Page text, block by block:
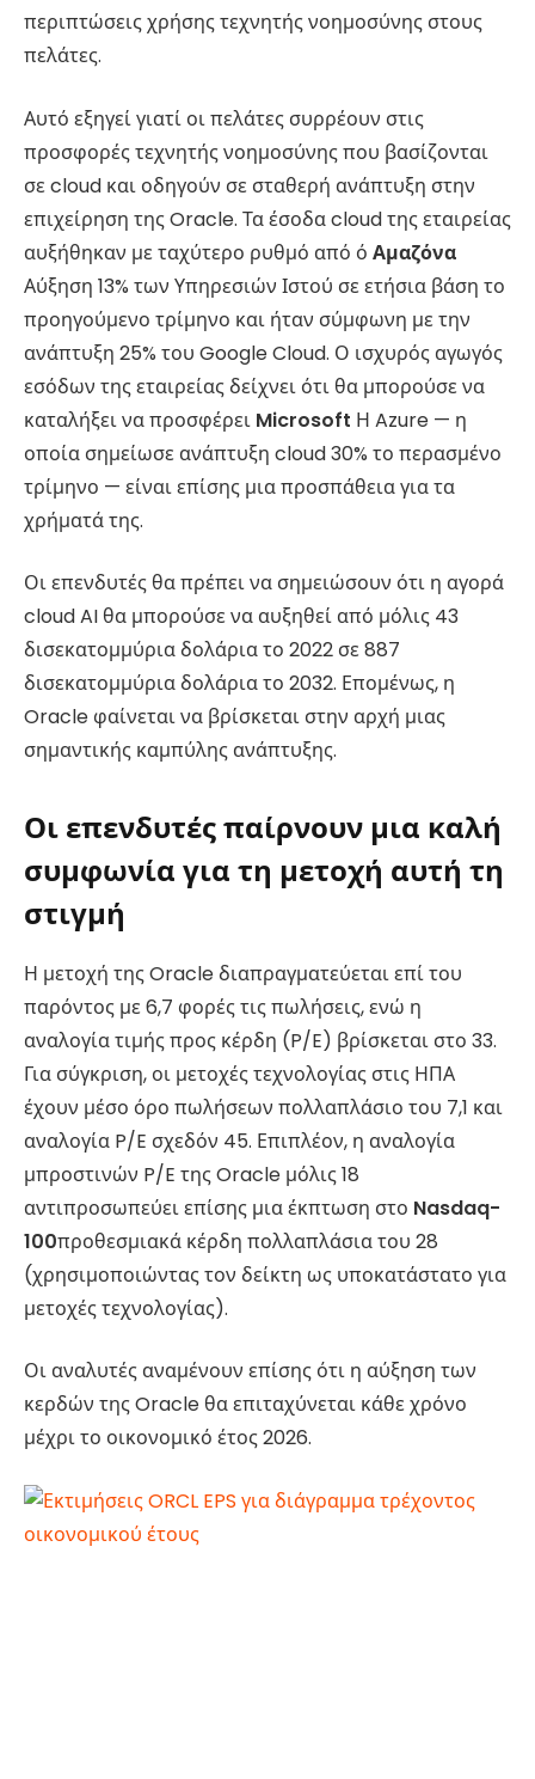
περιπτώσεις χρήσης τεχνητής νοημοσύνης στους
πελάτες.
Αυτό εξηγεί γιατί οι πελάτες συρρέουν στις
προσφορές τεχνητής νοημοσύνης που βασίζονται
σε cloud και οδηγούν σε σταθερή ανάπτυξη στην
επιχείρηση της Oracle. Τα έσοδα cloud της εταιρείας
αυξήθηκαν με ταχύτερο ρυθμό από ό Αμαζόνα
Αύξηση 13% των Υπηρεσιών Ιστού σε ετήσια βάση το
προηγούμενο τρίμηνο και ήταν σύμφωνη με την
ανάπτυξη 25% του Google Cloud. Ο ισχυρός αγωγός
εσόδων της εταιρείας δείχνει ότι θα μπορούσε να
καταλήξει να προσφέρει Microsoft Η Azure — η
οποία σημείωσε ανάπτυξη cloud 30% το περασμένο
τρίμηνο — είναι επίσης μια προσπάθεια για τα
χρήματά της.
Οι επενδυτές θα πρέπει να σημειώσουν ότι η αγορά
cloud AI θα μπορούσε να αυξηθεί από μόλις 43
δισεκατομμύρια δολάρια το 2022 σε 887
δισεκατομμύρια δολάρια το 2032. Επομένως, η
Oracle φαίνεται να βρίσκεται στην αρχή μιας
σημαντικής καμπύλης ανάπτυξης.
Οι επενδυτές παίρνουν μια καλή
συμφωνία για τη μετοχή αυτή τη
στιγμή
Η μετοχή της Oracle διαπραγματεύεται επί του
παρόντος με 6,7 φορές τις πωλήσεις, ενώ η
αναλογία τιμής προς κέρδη (P/E) βρίσκεται στο 33.
Για σύγκριση, οι μετοχές τεχνολογίας στις ΗΠΑ
έχουν μέσο όρο πωλήσεων πολλαπλάσιο του 7,1 και
αναλογία P/E σχεδόν 45. Επιπλέον, η αναλογία
μπροστινών P/E της Oracle μόλις 18
αντιπροσωπεύει επίσης μια έκπτωση στο Nasdaq-
100προθεσμιακά κέρδη πολλαπλάσια του 28
(χρησιμοποιώντας τον δείκτη ως υποκατάστατο για
μετοχές τεχνολογίας).
Οι αναλυτές αναμένουν επίσης ότι η αύξηση των
κερδών της Oracle θα επιταχύνεται κάθε χρόνο
μέχρι το οικονομικό έτος 2026.